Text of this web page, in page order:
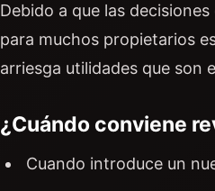
Debido a que las
para muchos propietarios
arriesga utilidades que son
¿Cuándo conviene
Cuando introduce un